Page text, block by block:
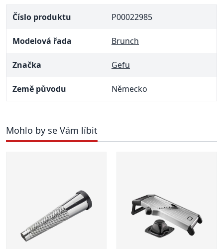
Číslo produktu P00022985
Modelová řada Brunch
Značka Gefu
Země původu Německo
Mohlo by se Vám líbit